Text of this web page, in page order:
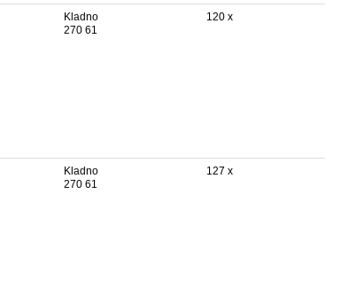
Kladno
270 61
120 x
Kladno
270 61
127 x